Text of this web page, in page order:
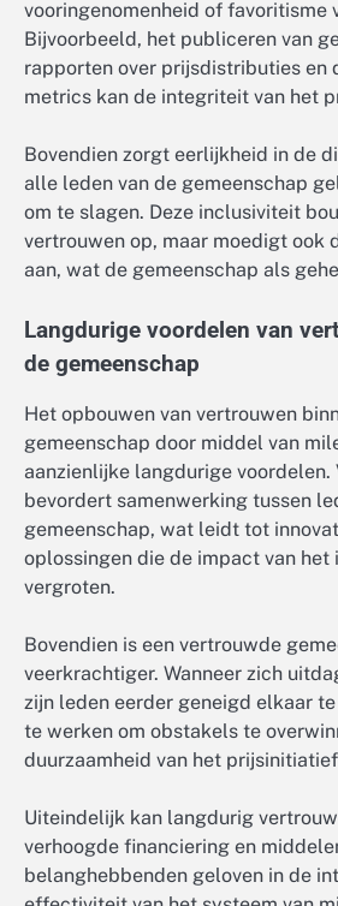
vooringenomenheid of favoritisme
Bijvoorbeeld, het publiceren van
rapporten over prijsdistributies en
metrics kan de integriteit van het
Bovendien zorgt eerlijkheid in de
alle leden van de gemeenschap
om te slagen. Deze inclusiviteit
vertrouwen op, maar moedigt ook
aan, wat de gemeenschap als
Langdurige voordelen van
de gemeenschap
Het opbouwen van vertrouwen
gemeenschap door middel van
aanzienlijke langdurige voordelen.
bevordert samenwerking tussen
gemeenschap, wat leidt tot
oplossingen die de impact van het
vergroten.
Bovendien is een vertrouwde
veerkrachtiger. Wanneer zich
zijn leden eerder geneigd elkaar
te werken om obstakels te
duurzaamheid van het
Uiteindelijk kan langdurig
verhoogde financiering en
belanghebbenden geloven in de